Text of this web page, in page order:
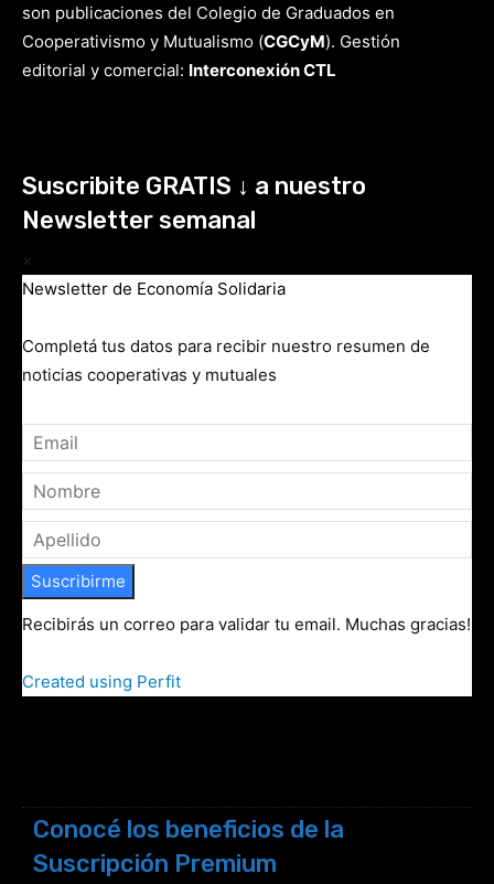
son publicaciones del Colegio de Graduados en
Cooperativismo y Mutualismo (CGCyM). Gestión
editorial y comercial: Interconexión CTL
Suscribite GRATIS ↓ a nuestro
Newsletter semanal
×
Newsletter de Economía Solidaria
Completá tus datos para recibir nuestro resumen de
noticias cooperativas y mutuales
Suscribirme
Recibirás un correo para validar tu email. Muchas gracias!
Created using Perfit
Conocé los beneficios de la
Suscripción Premium